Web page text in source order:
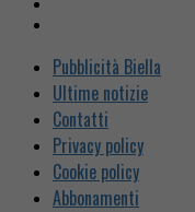
Pubblicità Biella
Ultime notizie
Contatti
Privacy policy
Cookie policy
Abbonamenti